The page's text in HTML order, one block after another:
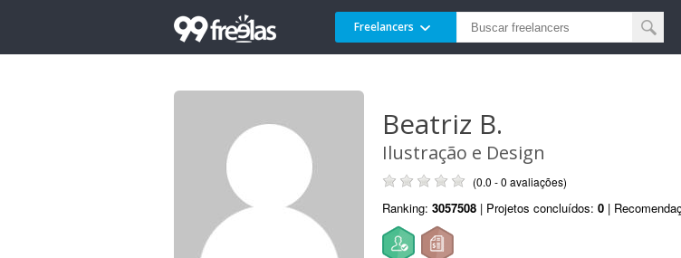
Freelancers
Beatriz B.
Ilustração e Design
(0.0 - 0 avaliações)
Ranking: 3057508 | Projetos concluídos: 0 |